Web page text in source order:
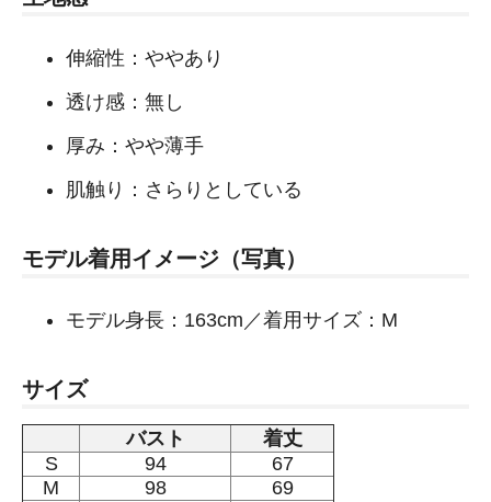
伸縮性：ややあり
透け感：無し
厚み：やや薄手
肌触り：さらりとしている
モデル着用イメージ（写真）
モデル身長：163cm／着用サイズ：M
サイズ
バスト
着丈
S
94
67
M
98
69